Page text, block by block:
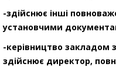
-здійснює інші
установчими
-керівництво закладом
здійснює директор,